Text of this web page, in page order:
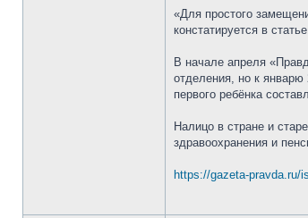
«Для простого
констатируется в
В начале апреля
отделения, но к
первого ребёнка
Налицо в стране и
здравоохранения и
https://gazeta-pravda.ru/